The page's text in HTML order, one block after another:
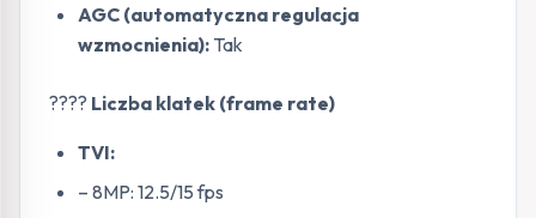
AGC (automatyczna regulacja
wzmocnienia): Tak
????️ Liczba klatek (frame rate)
TVI:
– 8MP: 12.5/15 fps